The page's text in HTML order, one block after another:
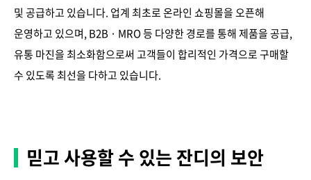
및 공급하고 있습니다. 업계 최초로 온라인 쇼핑몰을 오픈해
운영하고 있으며, B2B · MRO 등 다양한 경로를 통해 제품을 공급,
유통 마진을 최소화함으로써 고객들이 합리적인 가격으로 구매할
수 있도록 최선을 다하고 있습니다.
믿고 사용할 수 있는 잔디의 보안